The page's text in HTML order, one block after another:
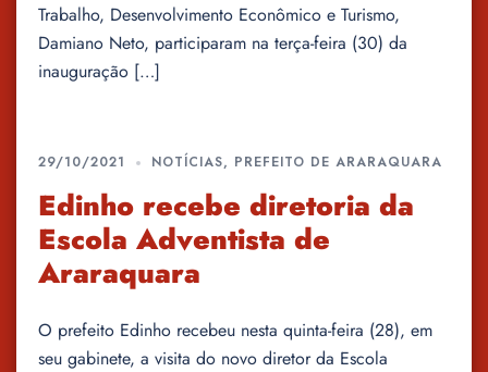
Trabalho, Desenvolvimento Econômico e Turismo,
Damiano Neto, participaram na terça-feira (30) da
inauguração […]
29/10/2021 NOTÍCIAS, PREFEITO DE ARARAQUARA
Edinho recebe diretoria da
Escola Adventista de
Araraquara
O prefeito Edinho recebeu nesta quinta-feira (28), em
seu gabinete, a visita do novo diretor da Escola